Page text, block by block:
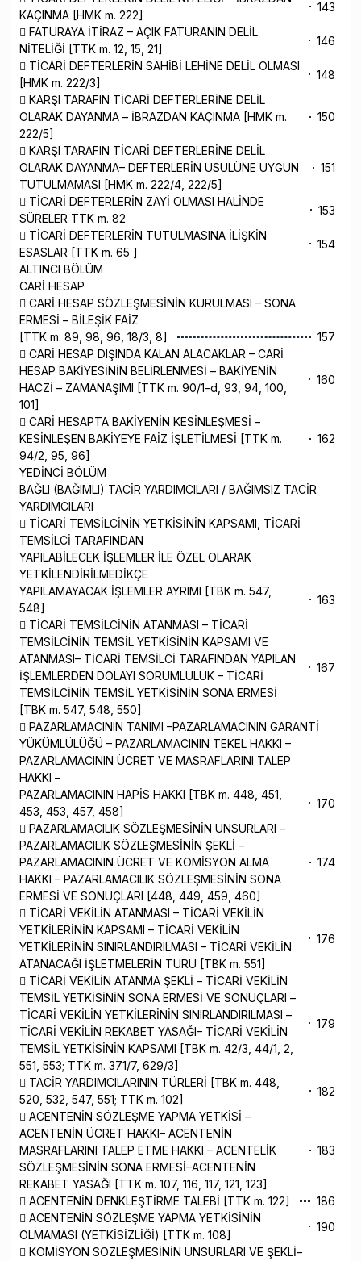
KAÇINMA [HMK m. 222]
143
 FATURAYA İTİRAZ – AÇIK FATURANIN DELİL
NİTELİĞİ [TTK m. 12, 15, 21]
146
 TİCARİ DEFTERLERİN SAHİBİ LEHİNE DELİL OLMASI
[HMK m. 222/3]
148
 KARŞI TARAFIN TİCARİ DEFTERLERİNE DELİL
OLARAK DAYANMA – İBRAZDAN KAÇINMA [HMK m.
222/5]
150
 KARŞI TARAFIN TİCARİ DEFTERLERİNE DELİL
OLARAK DAYANMA– DEFTERLERİN USULÜNE UYGUN
TUTULMAMASI [HMK m. 222/4, 222/5]
151
 TİCARİ DEFTERLERİN ZAYİ OLMASI HALİNDE
SÜRELER TTK m. 82
153
 TİCARİ DEFTERLERİN TUTULMASINA İLİŞKİN
ESASLAR [TTK m. 65 ]
154
ALTINCI BÖLÜM
CARİ HESAP
 CARİ HESAP SÖZLEŞMESİNİN KURULMASI – SONA
ERMESİ – BİLEŞİK FAİZ
[TTK m. 89, 98, 96, 18/3, 8]
157
 CARİ HESAP DIŞINDA KALAN ALACAKLAR – CARİ
HESAP BAKİYESİNİN BELİRLENMESİ – BAKİYENİN
HACZİ – ZAMANAŞIMI [TTK m. 90/1–d, 93, 94, 100,
101]
160
 CARİ HESAPTA BAKİYENİN KESİNLEŞMESİ –
KESİNLEŞEN BAKİYEYE FAİZ İŞLETİLMESİ [TTK m.
94/2, 95, 96]
162
YEDİNCİ BÖLÜM
BAĞLI (BAĞIMLI) TACİR YARDIMCILARI / BAĞIMSIZ TACİR
YARDIMCILARI
 TİCARİ TEMSİLCİNİN YETKİSİNİN KAPSAMI, TİCARİ
TEMSİLCİ TARAFINDAN
YAPILABİLECEK İŞLEMLER İLE ÖZEL OLARAK
YETKİLENDİRİLMEDİKÇE
YAPILAMAYACAK İŞLEMLER AYRIMI [TBK m. 547,
548]
163
 TİCARİ TEMSİLCİNİN ATANMASI – TİCARİ
TEMSİLCİNİN TEMSİL YETKİSİNİN KAPSAMI VE
ATANMASI– TİCARİ TEMSİLCİ TARAFINDAN YAPILAN
İŞLEMLERDEN DOLAYI SORUMLULUK – TİCARİ
TEMSİLCİNİN TEMSİL YETKİSİNİN SONA ERMESİ
[TBK m. 547, 548, 550]
167
 PAZARLAMACININ TANIMI –PAZARLAMACININ GARANTİ
YÜKÜMLÜLÜĞÜ – PAZARLAMACININ TEKEL HAKKI –
PAZARLAMACININ ÜCRET VE MASRAFLARINI TALEP
HAKKI –
PAZARLAMACININ HAPİS HAKKI [TBK m. 448, 451,
453, 453, 457, 458]
170
 PAZARLAMACILIK SÖZLEŞMESİNİN UNSURLARI –
PAZARLAMACILIK SÖZLEŞMESİNİN ŞEKLİ –
PAZARLAMACININ ÜCRET VE KOMİSYON ALMA
HAKKI – PAZARLAMACILIK SÖZLEŞMESİNİN SONA
ERMESİ VE SONUÇLARI [448, 449, 459, 460]
174
 TİCARİ VEKİLİN ATANMASI – TİCARİ VEKİLİN
YETKİLERİNİN KAPSAMI – TİCARİ VEKİLİN
YETKİLERİNİN SINIRLANDIRILMASI – TİCARİ VEKİLİN
ATANACAĞI İŞLETMELERİN TÜRÜ [TBK m. 551]
176
 TİCARİ VEKİLİN ATANMA ŞEKLİ – TİCARİ VEKİLİN
TEMSİL YETKİSİNİN SONA ERMESİ VE SONUÇLARI –
TİCARİ VEKİLİN YETKİLERİNİN SINIRLANDIRILMASI –
TİCARİ VEKİLİN REKABET YASAĞI– TİCARİ VEKİLİN
TEMSİL YETKİSİNİN KAPSAMI [TBK m. 42/3, 44/1, 2,
551, 553; TTK m. 371/7, 629/3]
179
 TACİR YARDIMCILARININ TÜRLERİ [TBK m. 448,
520, 532, 547, 551; TTK m. 102]
182
 ACENTENİN SÖZLEŞME YAPMA YETKİSİ –
ACENTENİN ÜCRET HAKKI– ACENTENİN
MASRAFLARINI TALEP ETME HAKKI – ACENTELİK
SÖZLEŞMESİNİN SONA ERMESİ–ACENTENİN
REKABET YASAĞI [TTK m. 107, 116, 117, 121, 123]
183
 ACENTENİN DENKLEŞTİRME TALEBİ [TTK m. 122]
186
 ACENTENİN SÖZLEŞME YAPMA YETKİSİNİN
OLMAMASI (YETKİSİZLİĞİ) [TTK m. 108]
190
 KOMİSYON SÖZLEŞMESİNİN UNSURLARI VE ŞEKLİ–